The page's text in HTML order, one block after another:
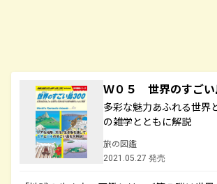
Ｗ０５ 世界のすご
多彩な魅力あふれる世界
の雑学とともに解説
旅の図鑑
2021.05.27 発売